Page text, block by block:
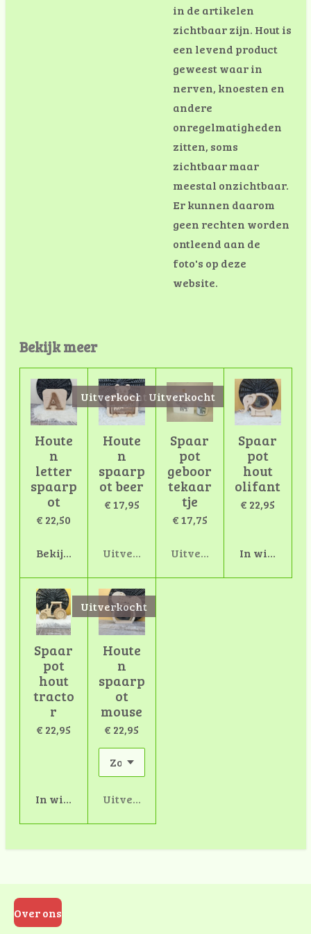
in de artikelen
zichtbaar zijn. Hout is
een levend product
geweest waar in
nerven, knoesten en
andere
onregelmatigheden
zitten, soms
zichtbaar maar
meestal onzichtbaar.
Er kunnen daarom
geen rechten worden
ontleend aan de
foto's op deze
website.
Bekijk meer
Houte
n
letter
spaarp
ot
€ 22,50
Bekijk details
Uitverkocht
Houte
n
spaarp
ot beer
€ 17,95
Uitverkocht
Uitverkocht
Spaar
pot
geboor
tekaar
tje
€ 17,75
Uitverkocht
Spaar
pot
hout
olifant
€ 22,95
In
Spaar
pot
hout
tracto
r
€ 22,95
In winkelwagen
Uitverkocht
Houte
n
spaarp
ot
mouse
€ 22,95
Uitverkocht
Over ons